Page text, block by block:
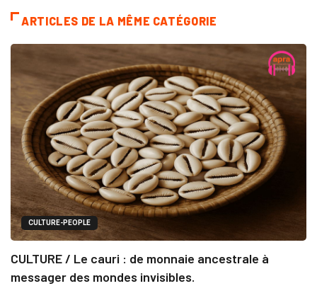
ARTICLES DE LA MÊME CATÉGORIE
CULTURE-PEOPLE
CULTURE / Le cauri : de monnaie ancestrale à
messager des mondes invisibles.